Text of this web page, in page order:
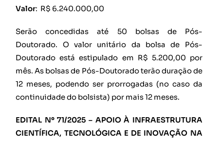
Valor: R$ 6.240.000,00
Serão concedidas até 50 bolsas de Pós-
Doutorado. O valor unitário da bolsa de Pós-
Doutorado está estipulado em R$ 5.200,00 por
mês. As bolsas de Pós-Doutorado terão duração de
12 meses, podendo ser prorrogadas (no caso da
continuidade do bolsista) por mais 12 meses.
EDITAL Nº 71/2025 – APOIO À INFRAESTRUTURA
CIENTÍFICA, TECNOLÓGICA E DE INOVAÇÃO NA